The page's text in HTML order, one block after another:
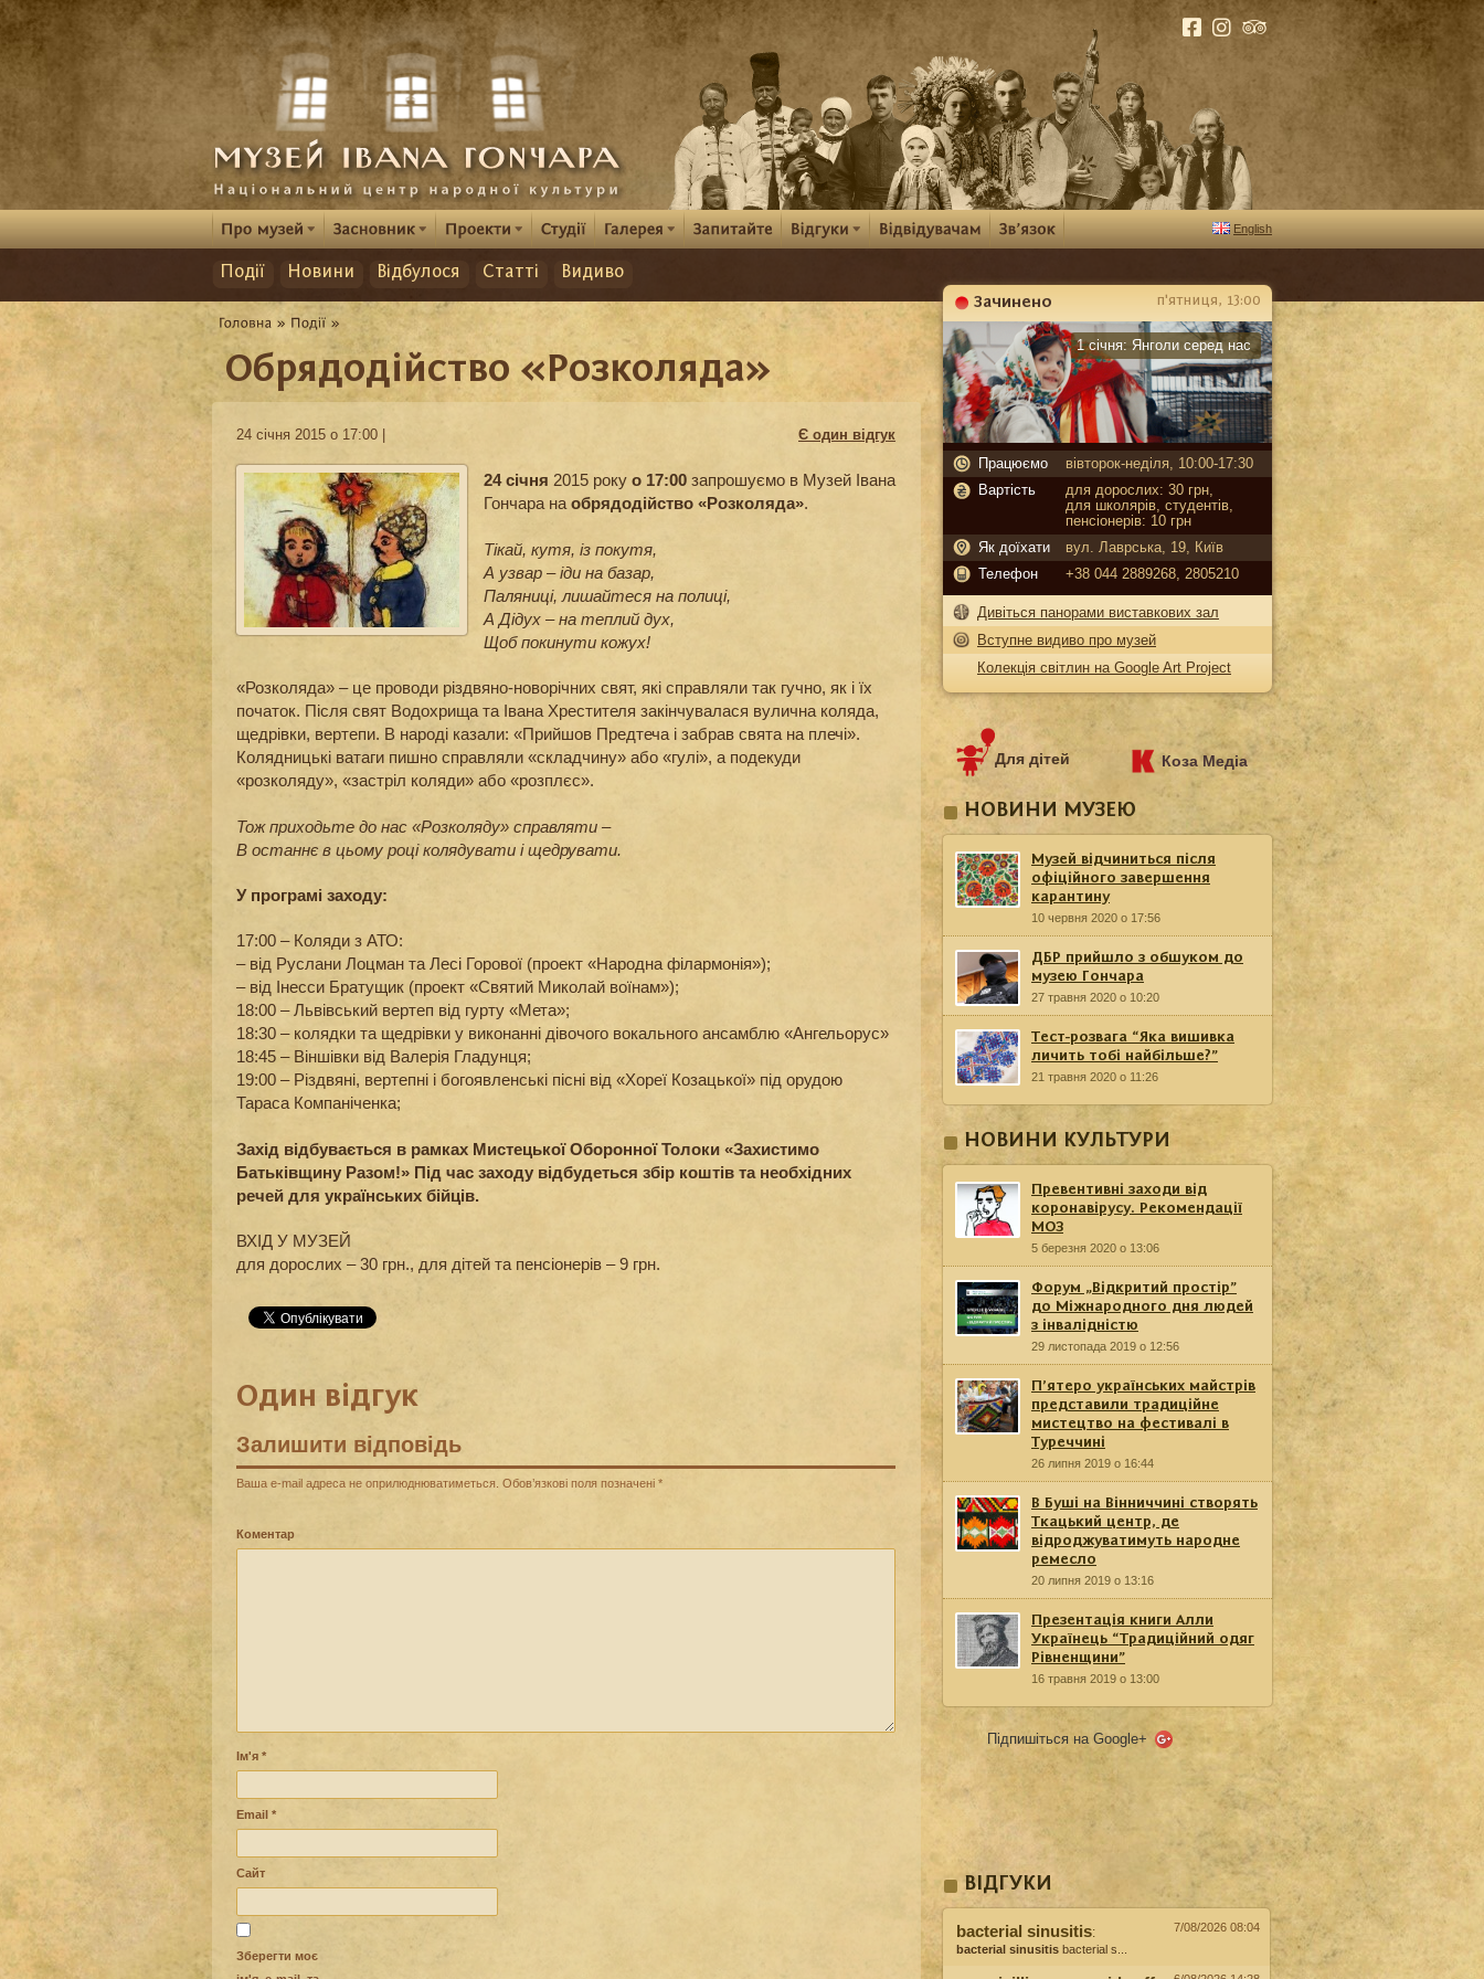
English
Події Новини Відбулося Статті Видиво
Обрядодійство «Розколяда»
24 січня 2015 о 17:00 | Є один відгук
24 січня 2015 року о 17:00 запрошуємо в Музей Івана
Гончара на обрядодійство «Розколяда».
Тікай, кутя, із покутя,
А узвар – іди на базар,
Паляниці, лишайтеся на полиці,
А Дідух – на теплий дух,
Щоб покинути кожух!
«Розколяда» – це проводи різдвяно-новорічних свят, які справляли так гучно, як і їх
початок. Після свят Водохрища та Івана Хрестителя закінчувалася вулична коляда,
щедрівки, вертепи. В народі казали: «Прийшов Предтеча і забрав свята на плечі».
Колядницькі ватаги пишно справляли «складчину» або «гулі», а подекуди
«розколяду», «застріл коляди» або «розплєс».
Тож приходьте до нас «Розколяду» справляти –
В останнє в цьому році колядувати і щедрувати.
У програмі заходу:
17:00 – Коляди з АТО:
– від Руслани Лоцман та Лесі Горової (проект «Народна філармонія»);
– від Інесси Братущик (проект «Святий Миколай воїнам»);
18:00 – Львівський вертеп від гурту «Мета»;
18:30 – колядки та щедрівки у виконанні дівочого вокального ансамблю «Ангельорус»
18:45 – Віншівки від Валерія Гладунця;
19:00 – Різдвяні, вертепні і богоявленські пісні від «Хореї Козацької» під орудою
Тараса Компаніченка;
Захід відбувається в рамках Мистецької Оборонної Толоки «Захистимо
Батьківщину Разом!» Під час заходу відбудеться збір коштів та необхідних
речей для українських бійців.
ВХІД У МУЗЕЙ
для дорослих – 30 грн., для дітей та пенсіонерів – 9 грн.
Один відгук
Залишити відповідь
Ваша e-mail адреса не оприлюднюватиметься. Обов’язкові поля позначені *
Коментар
Ім'я *
Email *
Сайт
Зберегти моє
Зачинено
Карантин
п'ятниця, 13:00
1 січня: Янголи серед нас
Працюємо
вівторок-неділя, 10:00-17:30
Вартість
для дорослих: 30 грн,
для школярів, студентів,
пенсіонерів: 10 грн
Як доїхати
вул. Лаврська, 19, Київ
Телефон
+38 044 2889268, 2805210
Дивіться панорами виставкових зал
Вступне видиво про музей
Колекція світлин на Google Art Project
Для дітей Коза Медіа
НОВИНИ МУЗЕЮ
Музей відчиниться після
офіційного завершення
карантину
10 червня 2020 о 17:56
ДБР прийшло з обшуком до
музею Гончара
27 травня 2020 о 10:20
Тест-розвага “Яка вишивка
личить тобі найбільше?”
21 травня 2020 о 11:26
НОВИНИ КУЛЬТУРИ
Превентивні заходи від
коронавірусу. Рекомендації
МОЗ
5 березня 2020 о 13:06
Форум „Відкритий простір”
до Міжнародного дня людей
з інвалідністю
29 листопада 2019 о 12:56
П’ятеро українських майстрів
представили традиційне
мистецтво на фестивалі в
Туреччині
26 липня 2019 о 16:44
В Буші на Вінниччині створять
Ткацький центр, де
відроджуватимуть народне
ремесло
20 липня 2019 о 13:16
Презентація книги Алли
Українець “Традиційний одяг
Рівненщини”
16 травня 2019 о 13:00
Підпишіться на Google+
ВІДГУКИ
bacterial sinusitis:
bacterial sinusitis bacterial s...
7/08/2026 08:04